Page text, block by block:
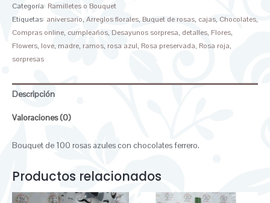
Categoría: Ramilletes o Bouquet
Etiquetas: aniversario, Arreglos florales, Buquet de rosas, cajas, Chocolates,
Compras online, cumpleaños, Desayunos sorpresa, detalles, Flores,
Flowers, love, madre, ramos, rosa azul, Rosa preservada, Rosa roja,
sorpresas
Descripción
Valoraciones (0)
Bouquet de 100 rosas azules con chocolates ferrero.
Productos relacionados